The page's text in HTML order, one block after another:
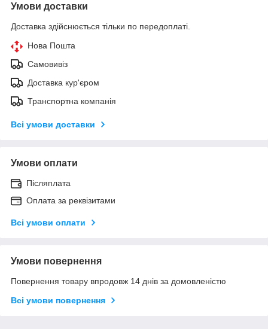
Умови доставки
Доставка здійснюється тільки по передоплаті.
Нова Пошта
Самовивіз
Доставка кур'єром
Транспортна компанія
Всі умови доставки
Умови оплати
Післяплата
Оплата за реквізитами
Всі умови оплати
Умови повернення
Повернення товару впродовж 14 днів за домовленістю
Всі умови повернення